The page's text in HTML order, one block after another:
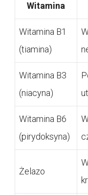
Witamina
Witamina B1
(tiamina)
Witamina B3
(niacyna)
Witamina B6
(pirydoksyna)
Żelazo